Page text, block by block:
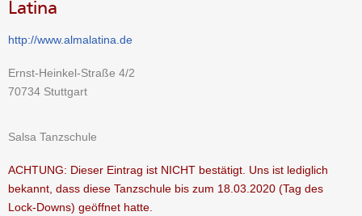
Latina
http://www.almalatina.de
Ernst-Heinkel-Straße 4/2
70734 Stuttgart
Salsa Tanzschule
ACHTUNG: Dieser Eintrag ist NICHT bestätigt. Uns ist lediglich
bekannt, dass diese Tanzschule bis zum 18.03.2020 (Tag des
Lock-Downs) geöffnet hatte.